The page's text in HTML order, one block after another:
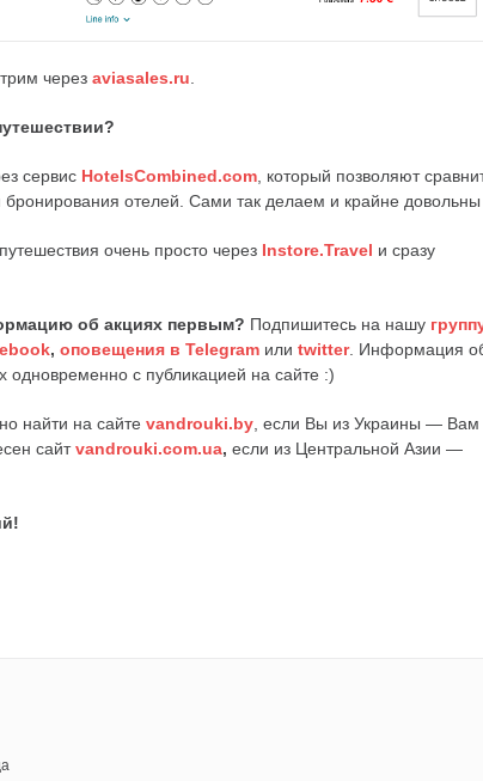
через aviasales.ru
сервис HotelsCombined.com , который позволяют
бронирования отелей. Сами так делаем и крайне довольны
очень просто через Instore.Travel и сразу
об акциях первым? Подпишитесь на нашу
, оповещения в Telegram или twitter. Информация
одновременно с публикацией на сайте :)
найти на сайте vandrouki.by , если Вы из Украины — Вам
сайтvandrouki.com.ua, если из Центральной Азии —